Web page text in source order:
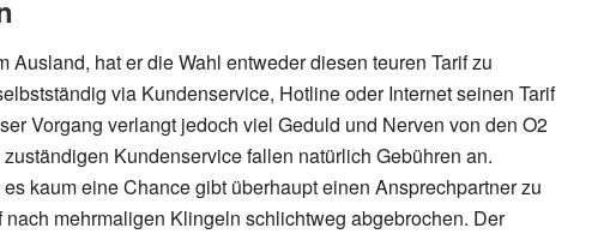
Ausland, hat er die Wahl entweder diesen teuren Tarif zu
via Kundenservice, Hotline oder Internet seinen Tarif
Vorgang verlangt jedoch viel Geduld und Nerven von den O2
Kundenservice fallen natürlich Gebühren an.
kaum eine Chance gibt überhaupt einen Ansprechpartner zu
mehrmaligen Klingeln schlichtweg abgebrochen. Der